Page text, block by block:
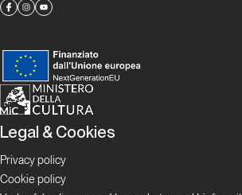
Climbing
Provincia
Granda
Verticale
Proposte
Proposte
Legal & Cookies
Privacy policy
Cookie policy